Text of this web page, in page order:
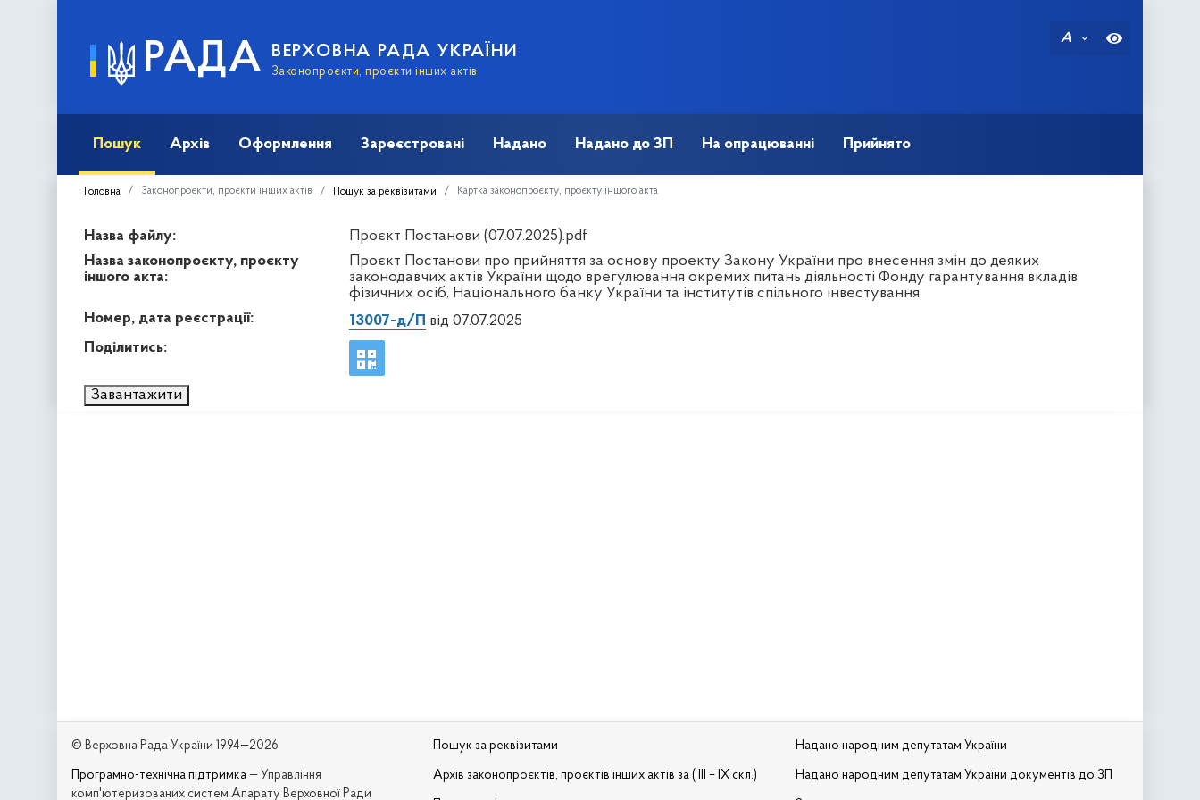
РАДА ВЕРХОВНА РАДА УКРАЇНИ
Законопроєкти, проєкти інших актів
A
Пошук Архів Оформлення Зареєстровані Надано Надано до ЗП На опрацюванні Прийнято
Головна Законопроєкти, проєкти інших актів Пошук за реквізитами Картка законопроєкту, проєкту іншого акта
Назва файлу:
Проєкт Постанови (07.07.2025).pdf
Назва законопроєкту, проєкту
іншого акта:
Проєкт Постанови про прийняття за основу проекту Закону України про внесення змін до деяких
законодавчих актів України щодо врегулювання окремих питань діяльності Фонду гарантування вкладів
фізичних осіб, Національного банку України та інститутів спільного інвестування
Номер, дата реєстрації:
13007-д/П від 07.07.2025
Поділитись:
Завантажити
© Верховна Рада України 1994—2026
Програмно-технічна підтримка — Управління
комп'ютеризованих систем Апарату Верховної Ради
Пошук за реквізитами
Архів законопроєктів, проєктів інших актів за ( III – IX скл.)
Надано народним депутатам України
Надано народним депутатам України документів до ЗП